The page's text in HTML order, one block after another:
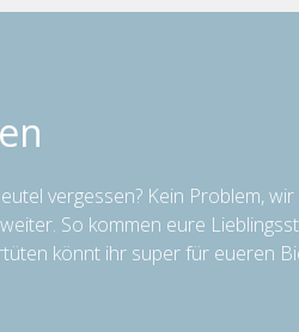
vergessen? Kein Problem,
So kommen eure
könnt ihr super für eueren